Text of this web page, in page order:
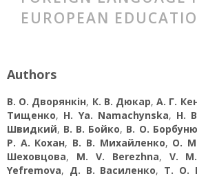
EUROPEAN
Authors
В. О. Дворянкін, К. В. Дюкар,А. Г.
Тищенко, H. Ya. Namachynska, Н.
Швидкий, В. В. Бойко, В. О.
Р. А. Кохан, В. В. Михайленко, О.
Шеховцова, M. V. Berezhna, V.
Yefremova, Д. В. Василенко, Т. О.